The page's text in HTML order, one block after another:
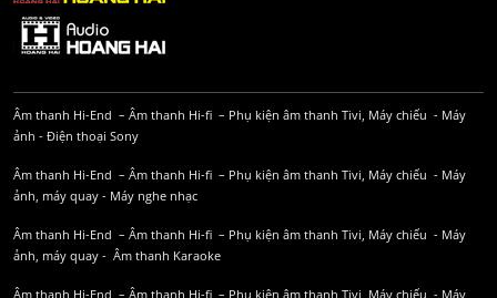
Âm thanh Hi-End – Âm thanh Hi-fi – Phụ kiện âm thanh Tivi, Máy chiếu - Máy
ảnh - Điện thoại Sony
Âm thanh Hi-End – Âm thanh Hi-fi – Phụ kiện âm thanh Tivi, Máy chiếu - Máy
ảnh, máy quay - Máy nghe nhạc
Âm thanh Hi-End – Âm thanh Hi-fi – Phụ kiện âm thanh Tivi, Máy chiếu - Máy
ảnh, máy quay - Âm thanh Karaoke
Âm thanh Hi-End – Âm thanh Hi-fi – Phụ kiện âm thanh Tivi, Máy chiếu - Máy